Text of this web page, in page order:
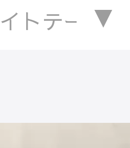
トテーブ
ーブル